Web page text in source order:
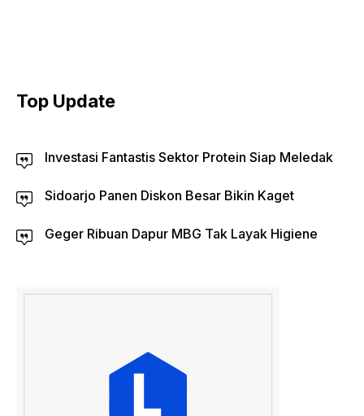
Top Update
Investasi Fantastis Sektor Protein Siap Meledak
Sidoarjo Panen Diskon Besar Bikin Kaget
Geger Ribuan Dapur MBG Tak Layak Higiene